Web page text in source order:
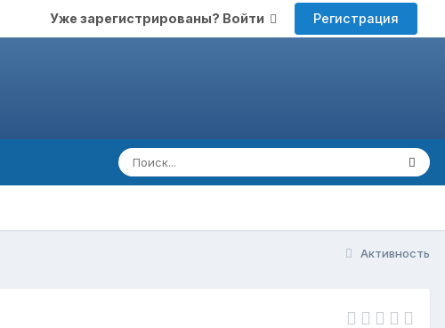
Уже зарегистрированы? Войти Регистрация
Активность